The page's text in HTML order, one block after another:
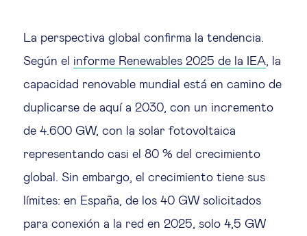
La perspectiva global confirma la tendencia.
Según el informe Renewables 2025 de la IEA , la
capacidad renovable mundial está en camino de
duplicarse de aquí a 2030, con un incremento
de 4.600 GW, con la solar fotovoltaica
representando casi el 80 % del crecimiento
global. Sin embargo, el crecimiento tiene sus
límites: en España, de los 40 GW solicitados
para conexión a la red en 2025, solo 4,5 GW